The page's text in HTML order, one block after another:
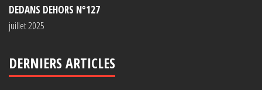
DEDANS DEHORS N°127
juillet 2025
DERNIERS ARTICLES